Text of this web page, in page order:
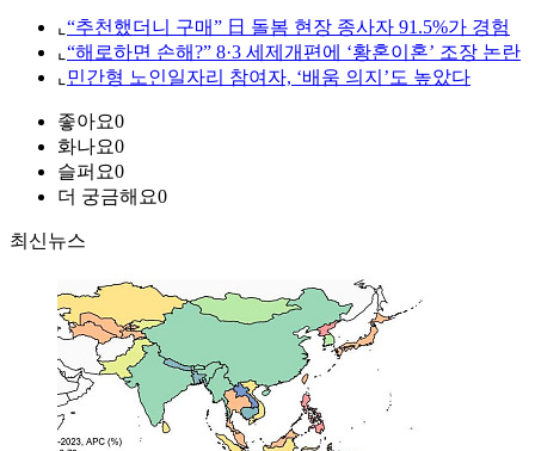
⌞ “추천했더니 구매” 日 돌봄 현장 종사자 91.5%가 경험
⌞ “해로하면 손해?” 8·3 세제개편에 ‘황혼이혼’ 조장 논란
⌞ 민간형 노인일자리 참여자, ‘배움 의지’도 높았다
좋아요0
화나요0
슬퍼요0
더 궁금해요0
최신뉴스